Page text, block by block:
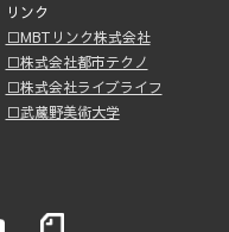
リンク
□MBTリンク株式会社
□株式会社都市テクノ
□株式会社ライブライフ
□武蔵野美術大学